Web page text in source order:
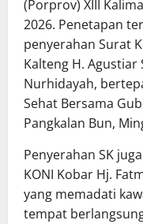
(Porprov) XIII
2026. Penetapan
penyerahan Surat
Kalteng H.
Nurhidayah,
Sehat Bersama
Pangkalan Bun,
Penyerahan SK
KONI Kobar Hj.
yang memadati
tempat